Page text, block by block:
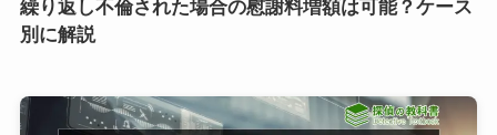
繰り返し不倫された場合の慰謝料増額は可能？ケース
別に解説